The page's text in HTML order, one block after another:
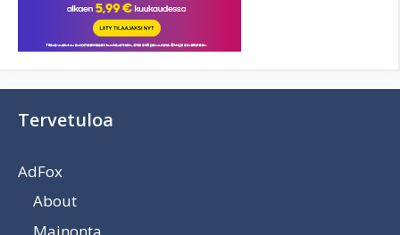
Tervetuloa
AdFox
About